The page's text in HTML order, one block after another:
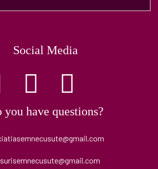
Social Media
you have questions?